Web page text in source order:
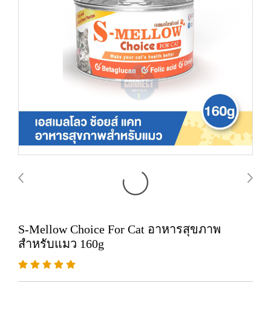
S-Mellow Choice For Cat อาหารสุขภาพ
สำหรับแมว 160g